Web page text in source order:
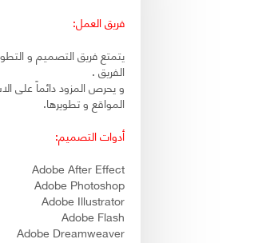
فريق العمل:
الفريق .
و يحرص المزود دائماً على
المواقع و تطويرها.
أدوات التصميم:
Adobe After Effect
Adobe Photoshop
Adobe Illustrator
Adobe Flash
Adobe Dreamweaver